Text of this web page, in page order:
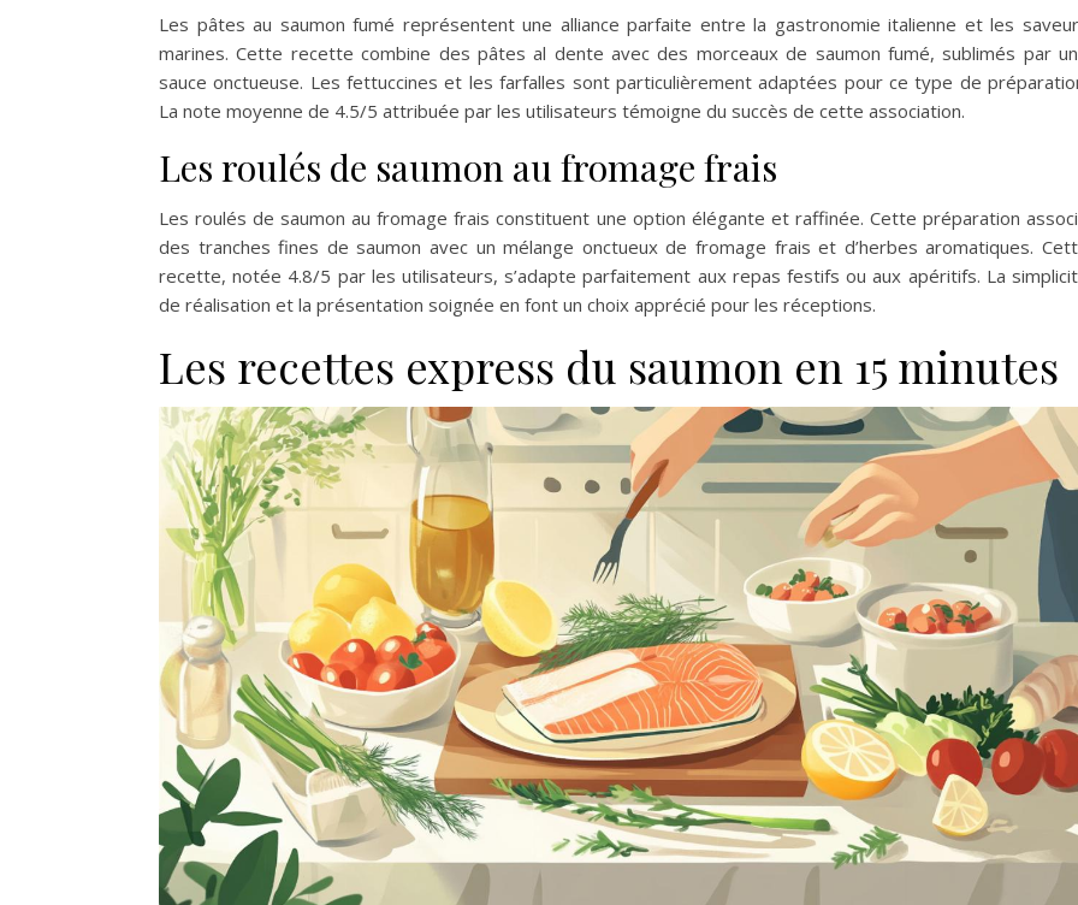
Les pâtes au saumon fumé représentent une alliance parfaite entre la gastronomie italienne et les
marines. Cette recette combine des pâtes al dente avec des morceaux de saumon fumé, sublimés par
sauce onctueuse. Les fettuccines et les farfalles sont particulièrement adaptées pour ce type de
La note moyenne de 4.5/5 attribuée par les utilisateurs témoigne du succès de cette association.
Les roulés de saumon au fromage frais
Les roulés de saumon au fromage frais constituent une option élégante et raffinée. Cette préparation
des tranches fines de saumon avec un mélange onctueux de fromage frais et d’herbes aromatiques.
recette, notée 4.8/5 par les utilisateurs, s’adapte parfaitement aux repas festifs ou aux apéritifs. La
de réalisation et la présentation soignée en font un choix apprécié pour les réceptions.
Les recettes express du saumon en 15 minutes